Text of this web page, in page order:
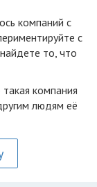
компаний с
с
то, что
компания
людям её